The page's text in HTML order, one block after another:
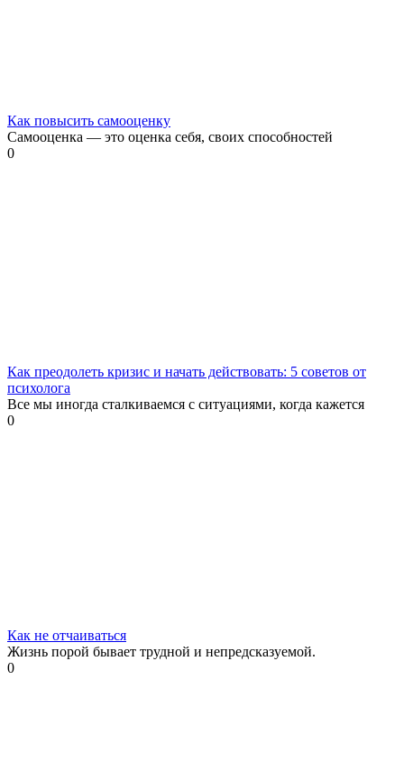
Как повысить самооценку
Самооценка — это оценка себя, своих способностей
0
Как преодолеть кризис и начать действовать: 5 советов от
психолога
Все мы иногда сталкиваемся с ситуациями, когда кажется
0
Как не отчаиваться
Жизнь порой бывает трудной и непредсказуемой.
0